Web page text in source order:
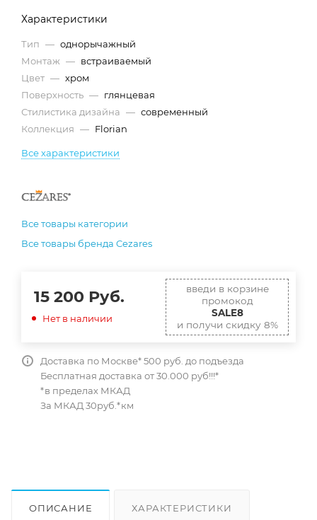
Характеристики
Тип — однорычажный
Монтаж — встраиваемый
Цвет — хром
Поверхность — глянцевая
Стилистика дизайна — современный
Коллекция — Florian
Все характеристики
Все товары категории
Все товары бренда Cezares
15 200 Руб.
Нет в наличии
введи в корзине
промокод
SALE8
и получи скидку 8%
Доставка по Москве* 500 руб. до подъезда
Бесплатная доставка от 30.000 руб!!!*
*в пределах МКАД
За МКАД 30руб.*км
ОПИСАНИЕ ХАРАКТЕРИСТИКИ